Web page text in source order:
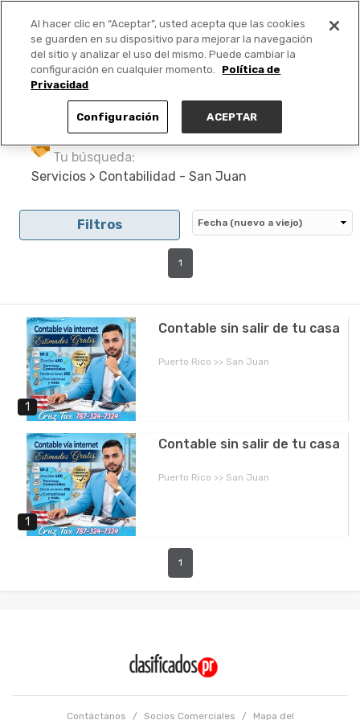
PUBLICA GRATIS +
Tu búsqueda:
Servicios > Contabilidad - San Juan
Filtros
1
1
Contable sin salir de tu casa
Puerto Rico >> San Juan
1
Contable sin salir de tu casa
Puerto Rico >> San Juan
1
Contáctanos / Socios Comerciales / Mapa del
Al hacer clic en “Aceptar”, usted acepta que las cookies
se guarden en su dispositivo para mejorar la navegación
del sitio y analizar el uso del mismo. Puede cambiar la
configuración en cualquier momento.
Política de
Privacidad
Configuración ACEPTAR